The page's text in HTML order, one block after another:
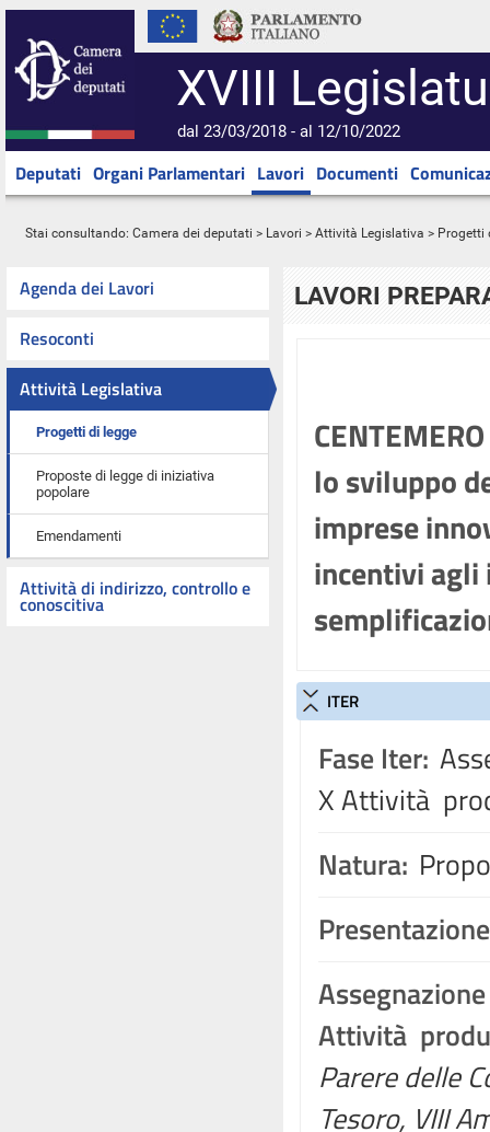
XVIII
dal 23/03/2018 - al 12/10/2022
Deputati Organi Parlamentari Lavori Documenti
Stai consultando: Camera dei deputati > Lavori > Attività Legislativa > Progetti
Agenda dei Lavori
Resoconti
Attività Legislativa
Progetti di legge
Proposte di legge di iniziativa
popolare
Emendamenti
Attività di indirizzo, controllo e
conoscitiva
LAVORI
lo sviluppo
imprese
incentivi agli
ITER
Fase Iter:
X Attività
Natura:
Assegnazione
Attività
Parere delle
Tesoro, VIII